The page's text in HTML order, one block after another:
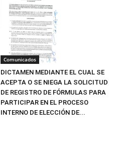
Comunicados
DICTAMEN MEDIANTE EL CUAL SE
ACEPTA O SE NIEGA LA SOLICITUD
DE REGISTRO DE FÓRMULAS PARA
PARTICIPAR EN EL PROCESO
INTERNO DE ELECCIÓN DE...